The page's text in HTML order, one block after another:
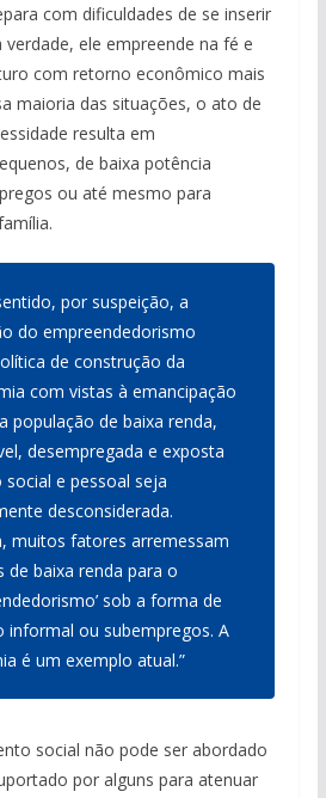
com dificuldades de se inserir
ele empreende na fé e
com retorno econômico mais
maioria das situações, o ato de
resulta em
de baixa potência
ou até mesmo para
por suspeição, a
do empreendedorismo
de construção da
com vistas à emancipação
população de baixa renda,
desempregada e exposta
social e pessoal seja
desconsiderada.
muitos fatores arremessam
de baixa renda para o
sob a forma de
informal ou subempregos. A
é um exemplo atual.”
social não pode ser abordado
por alguns para atenuar